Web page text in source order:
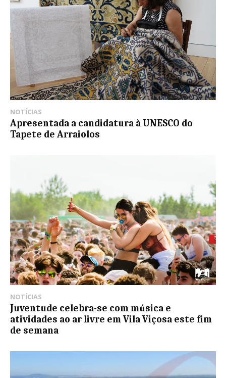
NOTÍCIAS
Apresentada a candidatura à UNESCO do
Tapete de Arraiolos
NOTÍCIAS
Juventude celebra-se com música e
atividades ao ar livre em Vila Viçosa este fim
de semana